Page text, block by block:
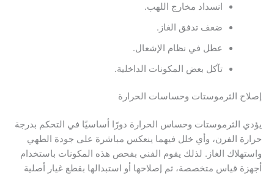
انسداد مخارج اللهب.
ضعف تدفق الغاز.
عطل في نظام الإشعال.
تآكل بعض المكونات الداخلية.
إصلاح الثرموستات وحساسات الحرارة
يؤدي الثرموستات وحساس الحرارة دورًا أساسيًا في التحكم بدرجة
حرارة الفرن، وأي خلل فيهما ينعكس مباشرة على جودة الطهي
واستهلاك الغاز. لذلك يقوم الفني بفحص هذه المكونات باستخدام
أجهزة قياس متخصصة، ثم إصلاحها أو استبدالها بقطع غيار أصلية